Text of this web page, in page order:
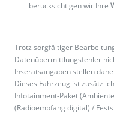
berücksichtigen wir Ihre
Trotz sorgfältiger
Datenübermittlungsfehler
Inseratsangaben stellen
Dieses Fahrzeug ist
Infotainment-Paket
(Radioempfang digital) /